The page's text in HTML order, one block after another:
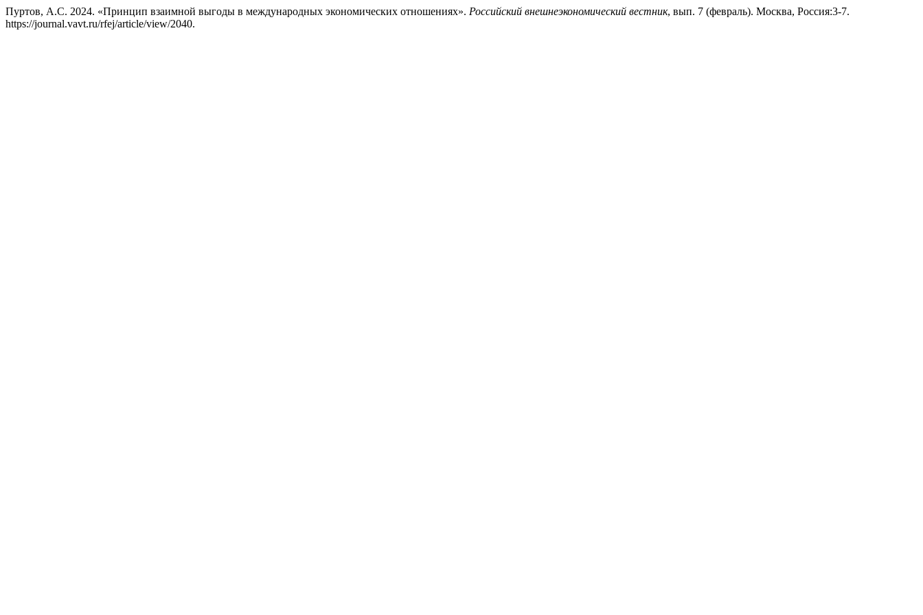
Пуртов, А.С. 2024. «Принцип взаимной выгоды в международных экономических отношениях». Российский внешнеэкономический вестник, вып. 7 (февраль). Москва, Россия:3-7.
https://journal.vavt.ru/rfej/article/view/2040.